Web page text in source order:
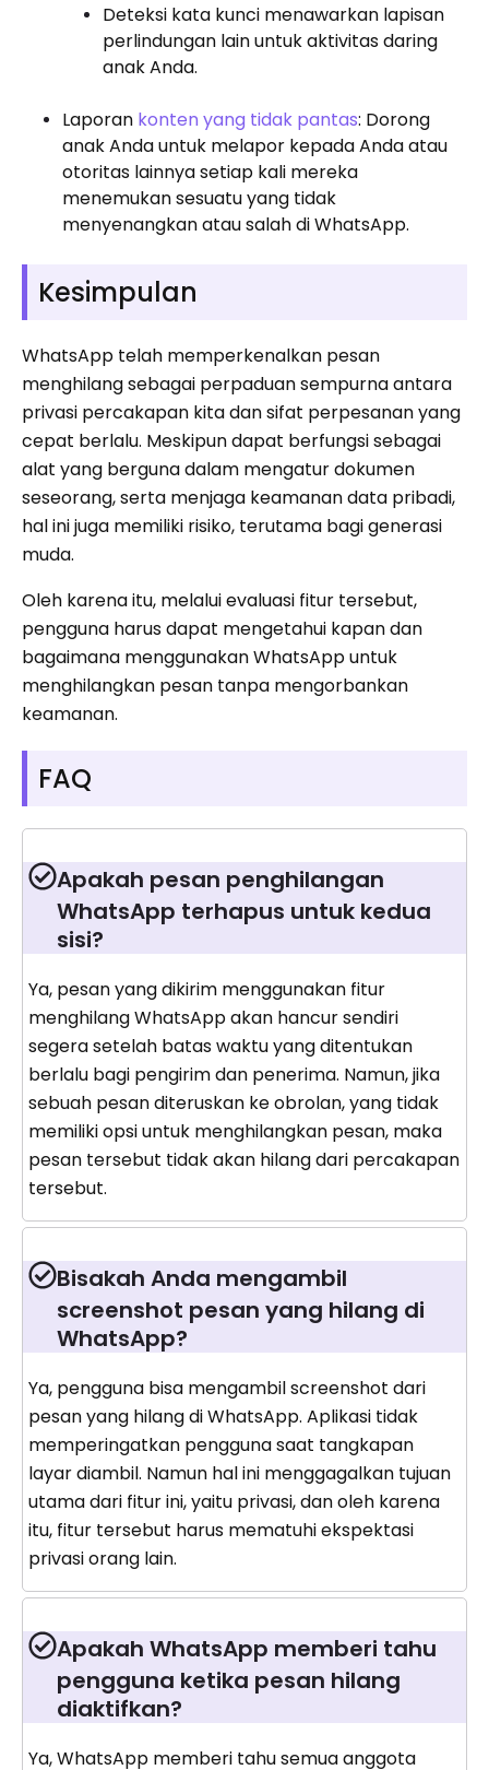
Deteksi kata kunci menawarkan lapisan
perlindungan lain untuk aktivitas daring
anak Anda.
Laporan konten yang tidak pantas: Dorong
anak Anda untuk melapor kepada Anda atau
otoritas lainnya setiap kali mereka
menemukan sesuatu yang tidak
menyenangkan atau salah di WhatsApp.
Kesimpulan
WhatsApp telah memperkenalkan pesan
menghilang sebagai perpaduan sempurna antara
privasi percakapan kita dan sifat perpesanan yang
cepat berlalu. Meskipun dapat berfungsi sebagai
alat yang berguna dalam mengatur dokumen
seseorang, serta menjaga keamanan data pribadi,
hal ini juga memiliki risiko, terutama bagi generasi
muda.
Oleh karena itu, melalui evaluasi fitur tersebut,
pengguna harus dapat mengetahui kapan dan
bagaimana menggunakan WhatsApp untuk
menghilangkan pesan tanpa mengorbankan
keamanan.
FAQ
Apakah pesan penghilangan
WhatsApp terhapus untuk kedua
sisi?
Ya, pesan yang dikirim menggunakan fitur
menghilang WhatsApp akan hancur sendiri
segera setelah batas waktu yang ditentukan
berlalu bagi pengirim dan penerima. Namun, jika
sebuah pesan diteruskan ke obrolan, yang tidak
memiliki opsi untuk menghilangkan pesan, maka
pesan tersebut tidak akan hilang dari percakapan
tersebut.
Bisakah Anda mengambil
screenshot pesan yang hilang di
WhatsApp?
Ya, pengguna bisa mengambil screenshot dari
pesan yang hilang di WhatsApp. Aplikasi tidak
memperingatkan pengguna saat tangkapan
layar diambil. Namun hal ini menggagalkan tujuan
utama dari fitur ini, yaitu privasi, dan oleh karena
itu, fitur tersebut harus mematuhi ekspektasi
privasi orang lain.
Apakah WhatsApp memberi tahu
pengguna ketika pesan hilang
diaktifkan?
Ya, WhatsApp memberi tahu semua anggota